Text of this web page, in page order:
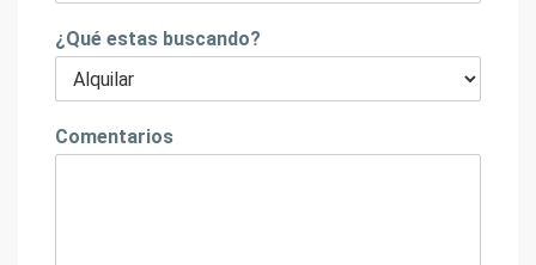
¿Qué estas buscando?
Comentarios